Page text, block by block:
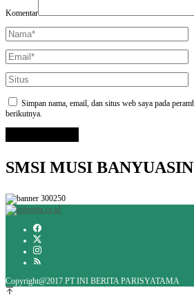
Komentar
Simpan nama, email, dan situs web saya pada
berikutnya.
SMSI MUSI BANYUASIN
Copyright@2017 PT INI BERITA PARISYATAMA